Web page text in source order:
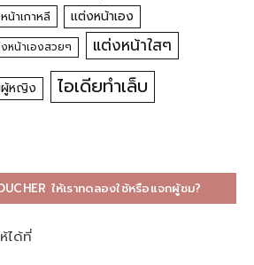
น้าเกาหลี แต่งหน้าเอง
หน้าเองสวยๆ แต่งหน้าใสๆ
หญิง ไอเดียทำเล็บ
ให้เราทดลองใช้หรือแจกผู้ชม?
ได้ที่